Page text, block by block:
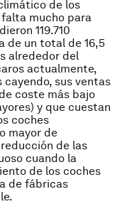
de los
mucho para
119.710
de un total de 16,5
alrededor del
actualmente,
sus ventas
coste más bajo
y que cuestan
coches
mayor de
de las
cuando la
de los coches
de fábricas